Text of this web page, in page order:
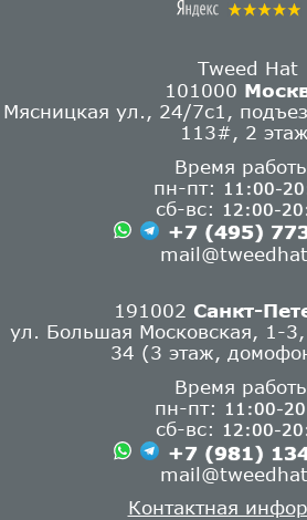
Tweed Hat
101000
Мясницкая ул., 24/7с1,
113#, 2 этаж.
Время
пн-пт:
11:00-
сб-вс:
12:00-
+7 (495)
191002 Санкт-
ул. Большая Московская, 1-
34 (3 этаж,
Время
пн-пт:
11:00-
сб-вс: 12:00-
+7 (981)
Контактная